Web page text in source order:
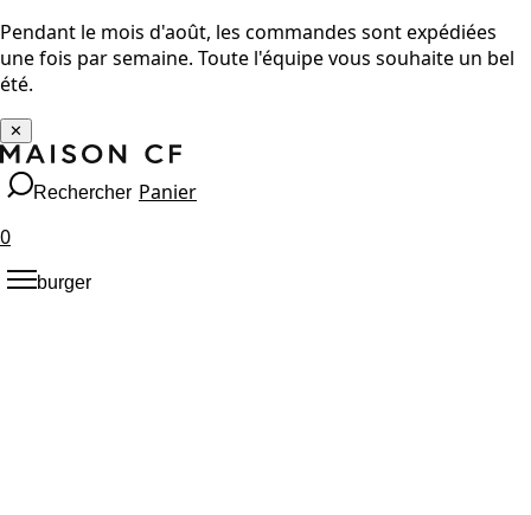
Pendant le mois d'août, les commandes sont expédiées
une fois par semaine. Toute l'équipe vous souhaite un bel
été.
✕
Rechercher Panier
0
burger